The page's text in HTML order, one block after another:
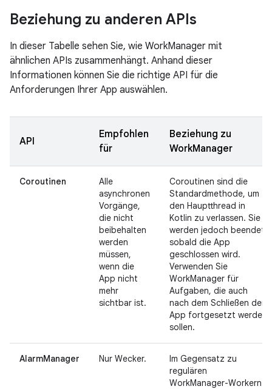
Beziehung zu anderen APIs
In dieser Tabelle sehen Sie, wie WorkManager mit
ähnlichen APIs zusammenhängt. Anhand dieser
Informationen können Sie die richtige API für die
Anforderungen Ihrer App auswählen.
API
Empfohlen
für
Beziehung zu
WorkManager
Coroutinen
Alle
asynchronen
Vorgänge,
die nicht
beibehalten
werden
müssen,
wenn die
App nicht
mehr
sichtbar ist.
Coroutinen sind die
Standardmethode, um
den Hauptthread in
Kotlin zu verlassen. Sie
werden jedoch beendet,
sobald die App
geschlossen wird.
Verwenden Sie
WorkManager für
Aufgaben, die auch
nach dem Schließen der
App fortgesetzt werden
sollen.
AlarmManager Nur Wecker.
Im Gegensatz zu
regulären
WorkManager-Workern